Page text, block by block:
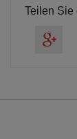
Teilen Sie